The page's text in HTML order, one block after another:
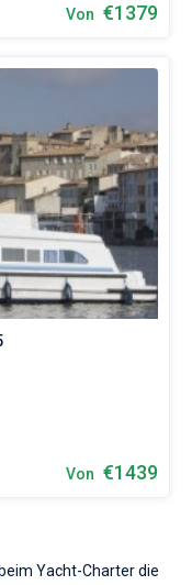
Von €1379
Von €1439
Yacht-Charter die